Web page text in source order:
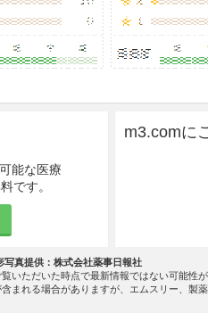
る患者、重症高血圧症の患者
が悪化するおそれがある。］
水分、ナトリウムの過剰投与
る患者［浮腫が悪化するおそ
。］
患者［症状が悪化するおそれ
者［症状が悪化するおそれが
能な医療
です。
m3.comに
真提供：株式会社薬事日報社
いただいた時点で最新情報ではない可能性
まれる場合がありますが、エムスリー、製